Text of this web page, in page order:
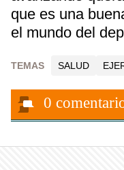
que es una
el mundo del
TEMAS SALUD
0